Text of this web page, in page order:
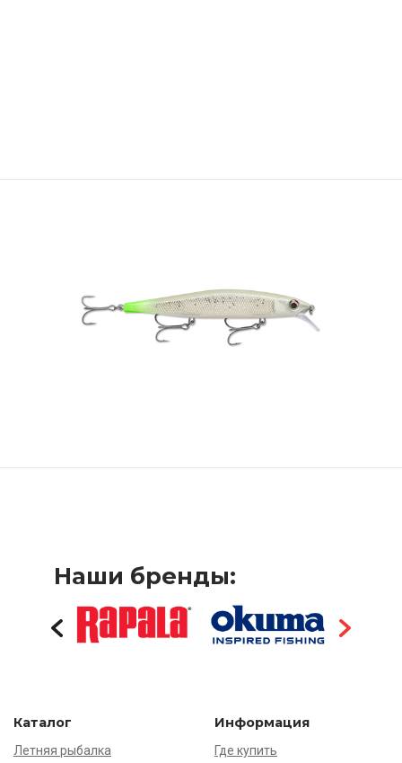
Наши бренды:
Каталог
Летняя рыбалка
Информация
Где купить